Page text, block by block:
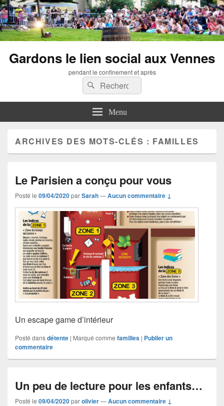
Gardons le lien social aux Vennes
pendant le confinement et après
Recherche :
Rechercher
Menu
ARCHIVES DES MOTS-CLÉS : FAMILLES
Le Parisien a conçu pour vous
Posté le 09/04/2020parSarah—Aucun commentaire ↓
Un escape game d’intérieur
Posté dansdétente | Marqué comme familles | Publier un
commentaire
Un peu de lecture pour les enfants…
Posté le 09/04/2020parolivier—Aucun commentaire ↓